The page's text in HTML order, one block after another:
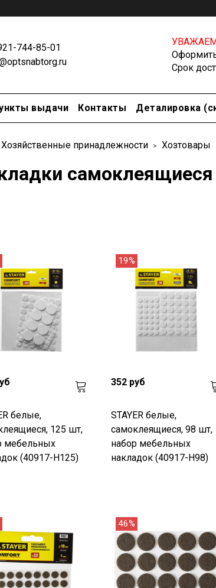
744-85-01
Срок
выдачи Контакты Деталировка
Хозяйственные принадлежности Хозтовары
белые,
125 шт,
мебельных
(40917-H125)
19%
352 руб
STAYER белые,
самоклеящиеся, 98 шт,
набор мебельных
накладок (40917-H98)
46%